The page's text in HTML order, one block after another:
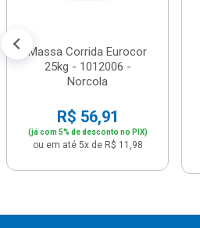
Massa Corrida Eurocor
25kg - 1012006 -
Norcola
R$ 56,91
(já com 5% de desconto no PIX)
ou em até 5x de R$ 11,98